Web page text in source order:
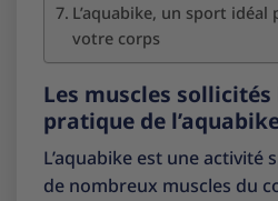
L’aquabike, un sport
votre corps
Les muscles
pratique de
L’aquabike est une activité
de nombreux muscles du